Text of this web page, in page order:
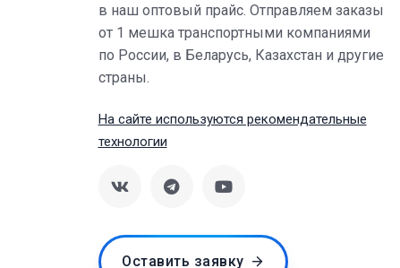
в наш оптовый прайс. Отправляем заказы
от 1 мешка транспортными компаниями
по России, в Беларусь, Казахстан и другие
страны.
На сайте используются рекомендательные
технологии
Оставить заявку